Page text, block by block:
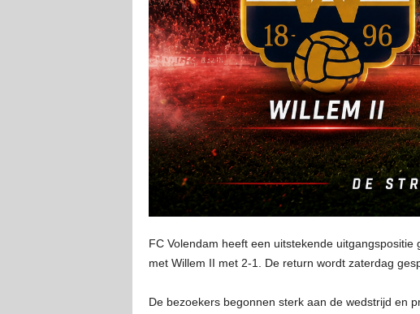
FC Volendam heeft een uitstekende
met Willem II met 2-1. De return wordt zaterdag
De bezoekers begonnen sterk aan de wedstrijd en